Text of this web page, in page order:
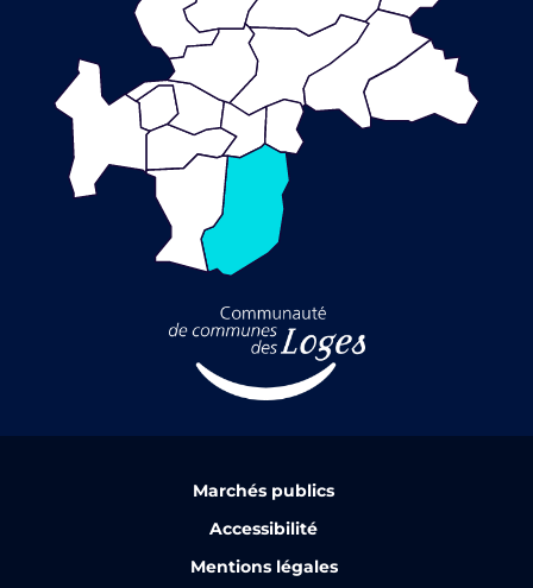
Marchés publics
Accessibilité
Mentions légales